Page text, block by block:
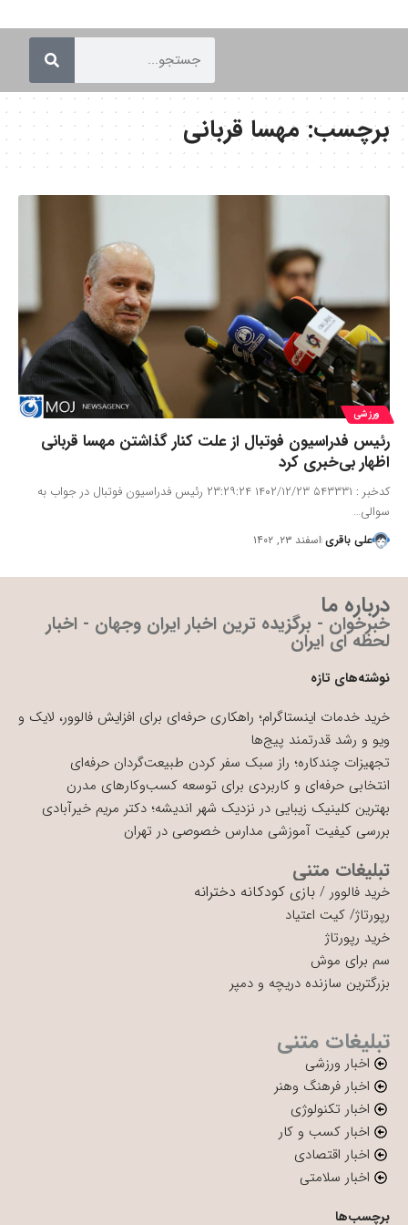
برچسب:مهسا قربانی
ورزشی
رئیس فدراسیون فوتبال از علت کنار گذاشتن مهسا قربانی
اظهار بی‌خبری کرد
کدخبر : ۵۴۳۳۳۱ ۱۴۰۲/۱۲/۲۳ ۲۳:۲۹:۲۴ رئیس فدراسیون فوتبال در جواب به
سوالی…
علی باقری اسفند ۲۳, ۱۴۰۲
درباره ما
خبرخوان - برگزیده ترین اخبار ایران وجهان - اخبار
لحظه ای ایران
نوشته‌های تازه
خرید خدمات اینستاگرام؛ راهکاری حرفه‌ای برای افزایش فالوور، لایک و
ویو و رشد قدرتمند پیج‌ها
تجهیزات چندکاره؛ راز سبک سفر کردن طبیعت‌گردان حرفه‌ای
انتخابی حرفه‌ای و کاربردی برای توسعه کسب‌وکارهای مدرن
بهترین کلینیک زیبایی در نزدیک شهر اندیشه؛ دکتر مریم خیرآبادی
بررسی کیفیت آموزشی مدارس خصوصی در تهران
تبلیغات متنی
خرید فالوور / بازی کودکانه دخترانه
رپورتاژ/ کیت اعتیاد
خرید رپورتاژ
سم برای موش
بزرگترین سازنده دریچه و دمپر
تبلیغات متنی
اخبار ورزشی
اخبار فرهنگ وهنر
اخبار تکنولوژی
اخبار کسب و کار
اخبار اقتصادی
اخبار سلامتی
برچسب‌ها